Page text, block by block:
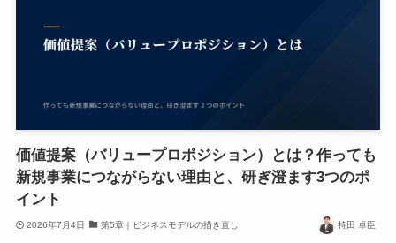
価値提案（バリュープロポジション）とは？作っても
新規事業につながらない理由と、研ぎ澄ます3つのポ
イント
2026年7月4日 第5章｜ビジネスモデルの描き直し 持田 卓臣